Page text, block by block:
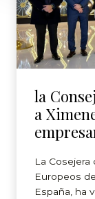
la
a
La
Europeos
España, ha